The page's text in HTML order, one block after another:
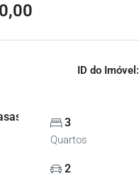
ID do Imóvel:
3
Quartos
2